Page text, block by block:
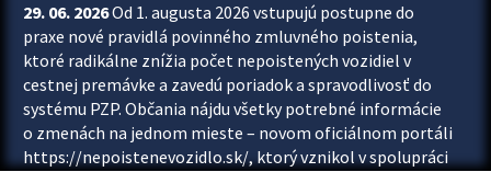
29. 06. 2026Od 1. augusta 2026 vstupujú postupne do
praxe nové pravidlá povinného zmluvného poistenia,
ktoré radikálne znížia počet nepoistených vozidiel v
cestnej premávke a zavedú poriadok a spravodlivosť do
systému PZP. Občania nájdu všetky potrebné informácie
o zmenách na jednom mieste – novom oficiálnom portáli
https://nepoistenevozidlo.sk/, ktorý vznikol v spolupráci